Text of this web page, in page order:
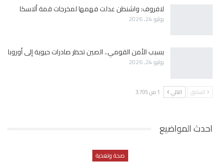
لافروف: واشنطن عدلت فهمها لمخرجات قمة ألاسكا
يوليو 24, 2026
بسبب الأمن القومي.. الصين تحظر صادرات حيوية إلى أوروبا
يوليو 24, 2026
السابق التالي 1 من 3٬705
احدث المواضيع
صحة وتغذية